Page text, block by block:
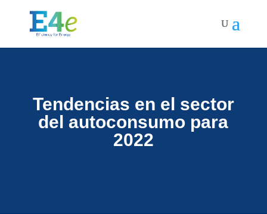
Tendencias en el sector
del autoconsumo para
2022